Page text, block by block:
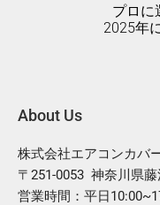
プロに
2025年
About Us
株式会社エアコンカバ
〒251-0053 神奈川県
営業時間：平日